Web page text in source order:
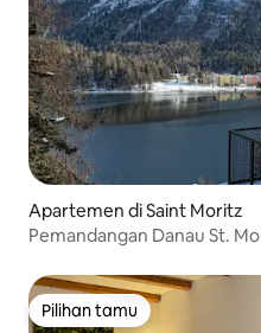
Apartemen di Saint Moritz
Pemandangan Danau St.
Pilihan tamu
Pilihan tamu